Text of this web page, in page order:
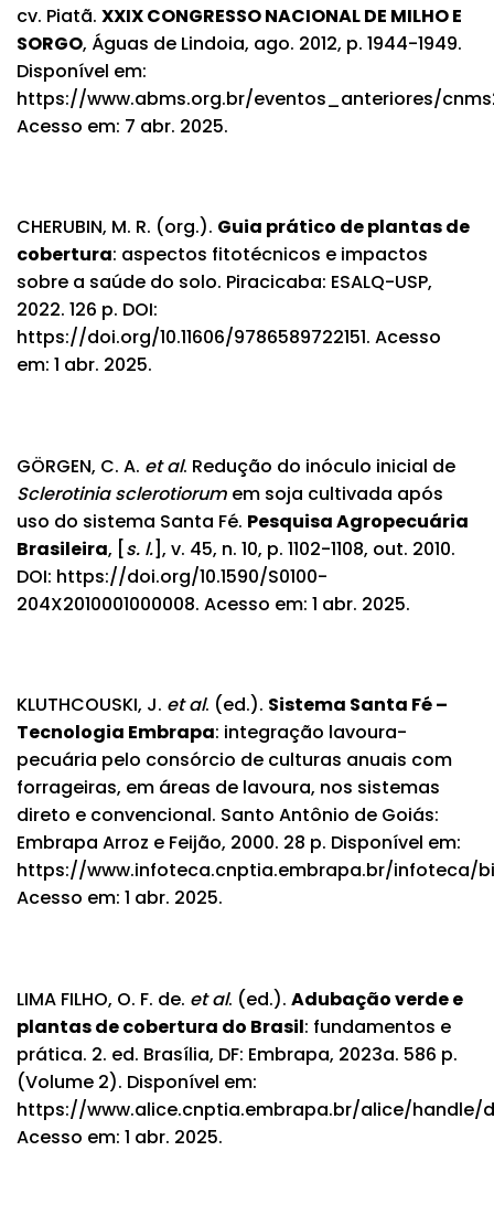
cv. Piatã. XXIX CONGRESSO NACIONAL DE MILHO E
SORGO, Águas de Lindoia, ago. 2012, p. 1944-1949.
Disponível em:
https://www.abms.org.br/eventos_anteriores/
Acesso em: 7 abr. 2025.
CHERUBIN, M. R. (org.). Guia prático de plantas de
cobertura: aspectos fitotécnicos e impactos
sobre a saúde do solo. Piracicaba: ESALQ-USP,
2022. 126 p. DOI:
https://doi.org/10.11606/9786589722151. Acesso
em: 1 abr. 2025.
GÖRGEN, C. A. et al. Redução do inóculo inicial de
Sclerotinia sclerotiorum em soja cultivada após
uso do sistema Santa Fé. Pesquisa Agropecuária
Brasileira, [s. l.], v. 45, n. 10, p. 1102-1108, out. 2010.
DOI: https://doi.org/10.1590/S0100-
204X2010001000008. Acesso em: 1 abr. 2025.
KLUTHCOUSKI, J. et al. (ed.). Sistema Santa Fé –
Tecnologia Embrapa: integração lavoura-
pecuária pelo consórcio de culturas anuais com
forrageiras, em áreas de lavoura, nos sistemas
direto e convencional. Santo Antônio de Goiás:
Embrapa Arroz e Feijão, 2000. 28 p. Disponível em:
https://www.infoteca.cnptia.embrapa.br/infoteca/
Acesso em: 1 abr. 2025.
LIMA FILHO, O. F. de. et al. (ed.). Adubação verde e
plantas de cobertura do Brasil: fundamentos e
prática. 2. ed. Brasília, DF: Embrapa, 2023a. 586 p.
(Volume 2). Disponível em:
https://www.alice.cnptia.embrapa.br/alice/handle/
Acesso em: 1 abr. 2025.